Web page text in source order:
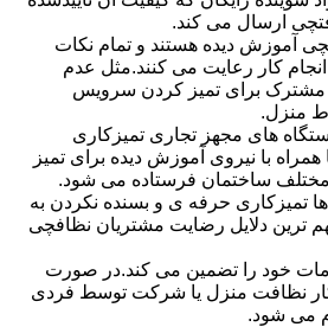
ارسال می کند.
آموزش دیده هستند و تمام نکات
کار رعایت می کنند.مثل عدم
مشترک برای تمیز کردن سرویس
منزل.
های مجهز تجاری تمیزکاری
با نیروی آموزش دیده برای تمیز
ساختمان فرستاده می شود.
تمیزکاری حرفه ی و بسنده نکردن به
ترین دلایل رضایت مشتریان نظافچی
خود را تضمین می کند.در صورت
نظافت منزل یا شرکت توسط فردی
می شود.